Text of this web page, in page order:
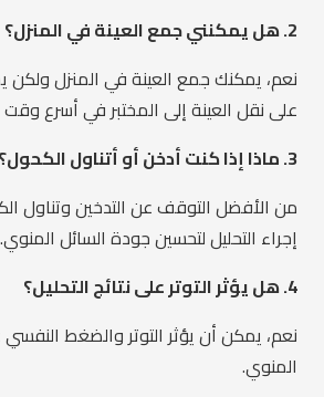
2. هل يمكنني جمع العينة في المنزل؟
نعم، يمكنك جمع العينة في المنزل
على نقل العينة إلى المختبر في أسرع
3. ماذا إذا كنت أدخن أو أتناول الكحول؟
من الأفضل التوقف عن التدخين وتناول
إجراء التحليل لتحسين جودة السائل المنوي.
4. هل يؤثر التوتر على نتائج التحليل؟
نعم، يمكن أن يؤثر التوتر والضغط
المنوي.